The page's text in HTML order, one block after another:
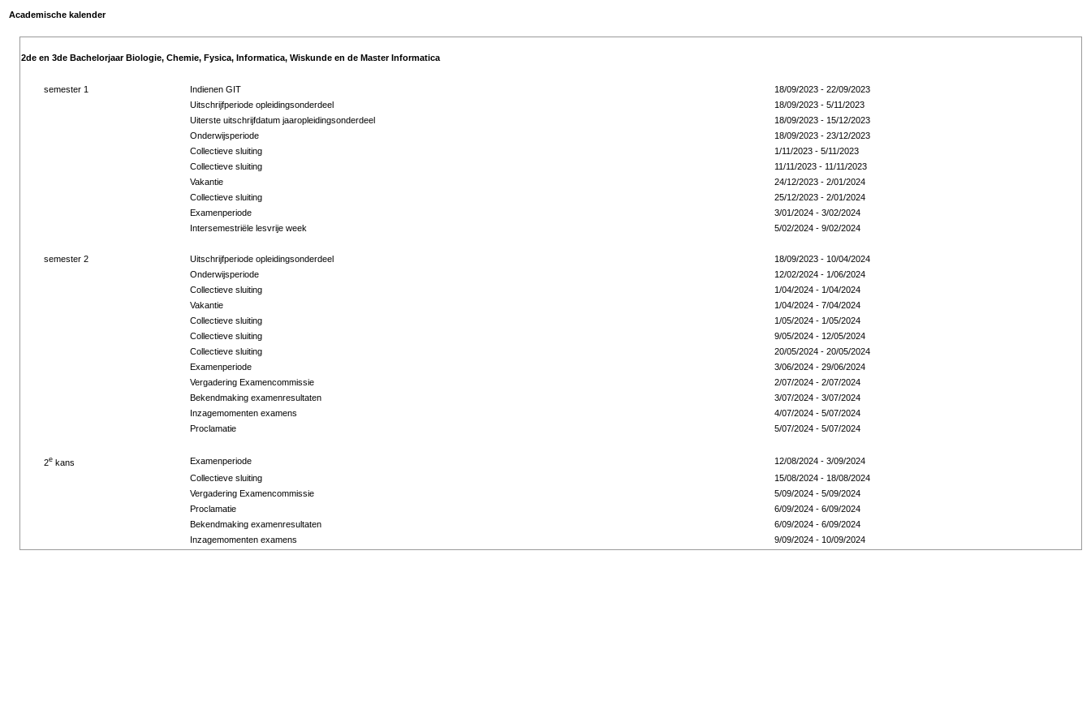
Academische kalender
2de en 3de Bachelorjaar Biologie, Chemie, Fysica, Informatica, Wiskunde en de Master Informatica
semester 1 Indienen GIT
18/09/2023 - 22/09/2023
Uitschrijfperiode opleidingsonderdeel
18/09/2023 - 5/11/2023
Uiterste uitschrijfdatum jaaropleidingsonderdeel
18/09/2023 - 15/12/2023
Onderwijsperiode
18/09/2023 - 23/12/2023
Collectieve sluiting
1/11/2023 - 5/11/2023
Collectieve sluiting
11/11/2023 - 11/11/2023
Vakantie
24/12/2023 - 2/01/2024
Collectieve sluiting
25/12/2023 - 2/01/2024
Examenperiode
3/01/2024 - 3/02/2024
Intersemestriële lesvrije week
5/02/2024 - 9/02/2024
semester 2 Uitschrijfperiode opleidingsonderdeel
18/09/2023 - 10/04/2024
Onderwijsperiode
12/02/2024 - 1/06/2024
Collectieve sluiting
1/04/2024 - 1/04/2024
Vakantie
1/04/2024 - 7/04/2024
Collectieve sluiting
1/05/2024 - 1/05/2024
Collectieve sluiting
9/05/2024 - 12/05/2024
Collectieve sluiting
20/05/2024 - 20/05/2024
Examenperiode
3/06/2024 - 29/06/2024
Vergadering Examencommissie
2/07/2024 - 2/07/2024
Bekendmaking examenresultaten
3/07/2024 - 3/07/2024
Inzagemomenten examens
4/07/2024 - 5/07/2024
Proclamatie
5/07/2024 - 5/07/2024
2e kans Examenperiode
12/08/2024 - 3/09/2024
Collectieve sluiting
15/08/2024 - 18/08/2024
Vergadering Examencommissie
5/09/2024 - 5/09/2024
Proclamatie
6/09/2024 - 6/09/2024
Bekendmaking examenresultaten
6/09/2024 - 6/09/2024
Inzagemomenten examens
9/09/2024 - 10/09/2024